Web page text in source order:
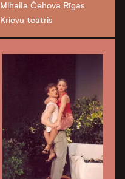
Mihaila Čehova Rīgas
Krievu teātris